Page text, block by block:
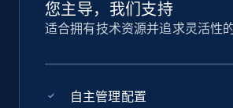
您主导，我们支持
适合拥有技术资源并追求灵活性
自主管理配置